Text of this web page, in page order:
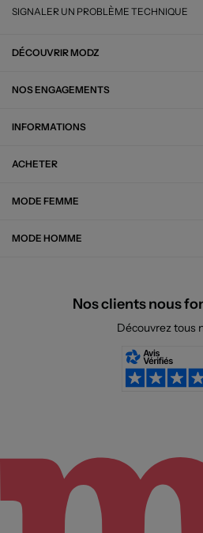
SIGNALER UN PROBLÈME TECHNIQUE
DÉCOUVRIR MODZ
NOS ENGAGEMENTS
INFORMATIONS
ACHETER
MODE FEMME
MODE HOMME
Nos clients nous
Découvrez tous